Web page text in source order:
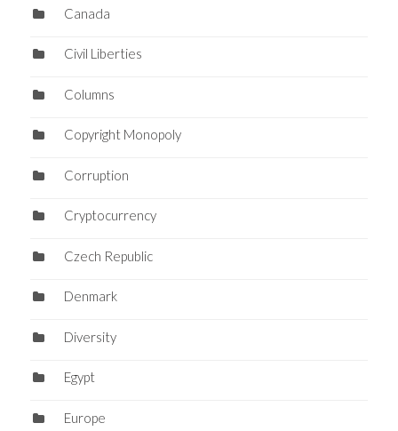
Canada
Civil Liberties
Columns
Copyright Monopoly
Corruption
Cryptocurrency
Czech Republic
Denmark
Diversity
Egypt
Europe